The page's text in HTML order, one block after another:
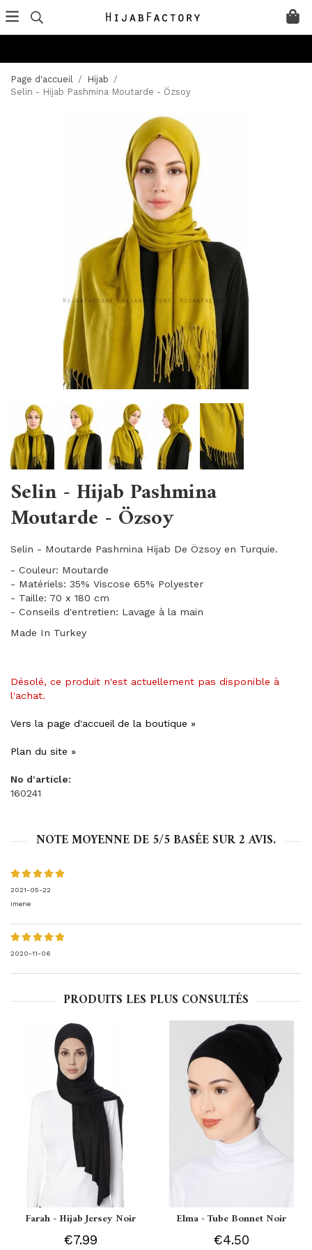
Page d'accueil / Hijab /
Selin - Hijab Pashmina Moutarde - Özsoy
Selin - Hijab Pashmina
Moutarde - Özsoy
Selin - Moutarde Pashmina Hijab De Özsoy en Turquie.
- Couleur: Moutarde
- Matériels: 35% Viscose 65% Polyester
- Taille: 70 x 180 cm
- Conseils d'entretien: Lavage à la main
Made In Turkey
Désolé, ce produit n'est actuellement pas disponible à
l'achat.
Vers la page d'accueil de la boutique »
Plan du site »
No d'article:
160241
NOTE MOYENNE DE 5/5 BASÉE SUR2AVIS.
2021-05-22
Imene
2020-11-06
PRODUITS LES PLUS CONSULTÉS
Farah - Hijab Jersey Noir
€7.99
Elma - Tube Bonnet Noir
€4.50